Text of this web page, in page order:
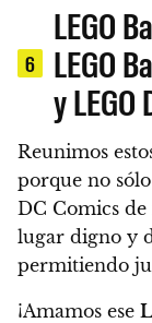
6
LEGO
LEGO
y
Reunimos
porque no
DC Comics
lugar digno y
permitiendo
¡Amamos ese